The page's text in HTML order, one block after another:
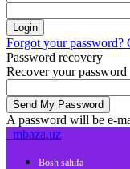
Forgot your password?
Password recovery
Recover your password
A password will be e-
mbaza.uz
Bosh sahifa